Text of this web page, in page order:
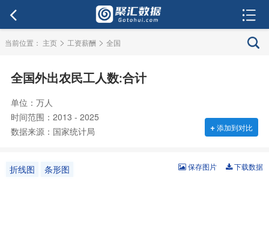
当前位置： 主页 > 工资薪酬 > 全国
全国外出农民工人数:合计
单位：万人
时间范围：2013 - 2025
数据来源：国家统计局
+添加到对比
折线图 条形图 下载数据
保存图片